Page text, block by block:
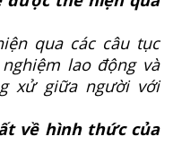
qua các câu tục
lao động và
xử giữa người với
về hình thức của